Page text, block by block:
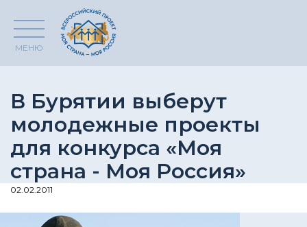
МЕНЮ
В Бурятии выберут
молодежные проекты
для конкурса «Моя
страна - Моя Россия»
02.02.2011